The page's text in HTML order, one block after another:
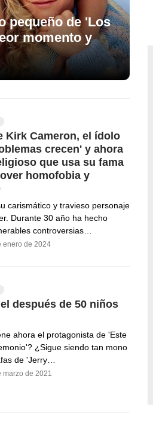
pequeño de 'Los
momento y
Kirk Cameron, el ídolo
crecen' y ahora
que usa su fama
homofobia y
carismático y travieso personaje
Durante 30 año ha hecho
controversias…
enero de 2024
después de 50 niños
ahora el protagonista de 'Este
¿Sigue siendo tan mono
de 'Jerry…
de 2021